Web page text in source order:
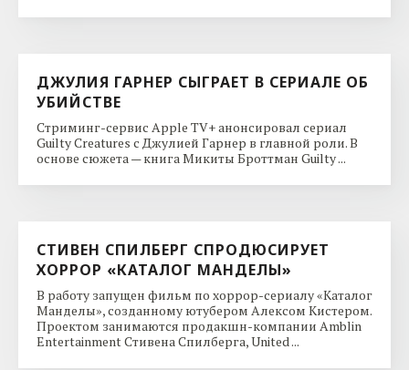
ДЖУЛИЯ ГАРНЕР СЫГРАЕТ В СЕРИАЛЕ ОБ
УБИЙСТВЕ
Стриминг-сервис Apple TV+ анонсировал сериал
Guilty Creatures с Джулией Гарнер в главной роли. В
основе сюжета — книга Микиты Броттман Guilty ...
СТИВЕН СПИЛБЕРГ СПРОДЮСИРУЕТ
ХОРРОР «КАТАЛОГ МАНДЕЛЫ»
В работу запущен фильм по хоррор-сериалу «Каталог
Манделы», созданному ютубером Алексом Кистером.
Проектом занимаются продакшн-компании Amblin
Entertainment Стивена Спилберга, United ...